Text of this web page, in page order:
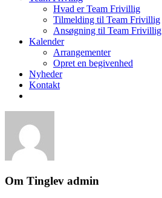
Hvad er Team Frivillig
Tilmelding til Team Frivillig
Ansøgning til Team Frivillig
Kalender
Arrangementer
Opret en begivenhed
Nyheder
Kontakt
Om Tinglev admin